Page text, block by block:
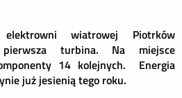
wiatrowej Piotrków
pierwsza turbina. Na miejsce
14 kolejnych. Energia
już jesienią tego roku.